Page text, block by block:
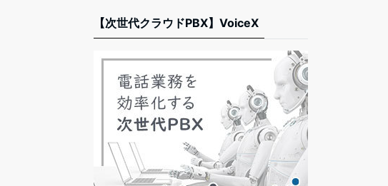
【次世代クラウドPBX】VoiceX